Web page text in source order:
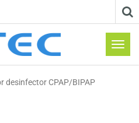
Menú
de
desinfector CPAP/BIPAP